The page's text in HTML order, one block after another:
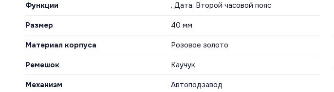
Функции , Дата, Второй часовой пояс
Размер 40 мм
Материал корпуса Розовое золото
Ремешок Каучук
Механизм Автоподзавод